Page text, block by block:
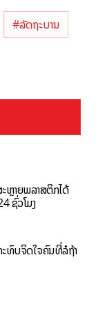
#ລັດຖະບານ
ຫຼາຍພລາສຕິກໄດ້
ຊົ່ວໂມງ
ະທົບຈິດໃຈຄົນທີ່ລໍຖ້າ